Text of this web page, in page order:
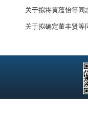
关于拟将黄蕴怡等同
关于拟确定董丰贤等